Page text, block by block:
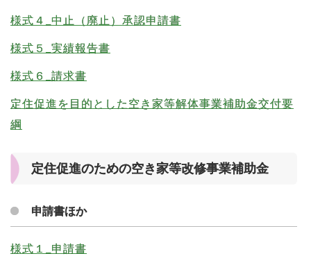
様式４_中止（廃止）承認申請書
様式５_実績報告書
様式６_請求書
定住促進を目的とした空き家等解体事業補助金交付要
綱
定住促進のための空き家等改修事業補助金
申請書ほか
様式１_申請書